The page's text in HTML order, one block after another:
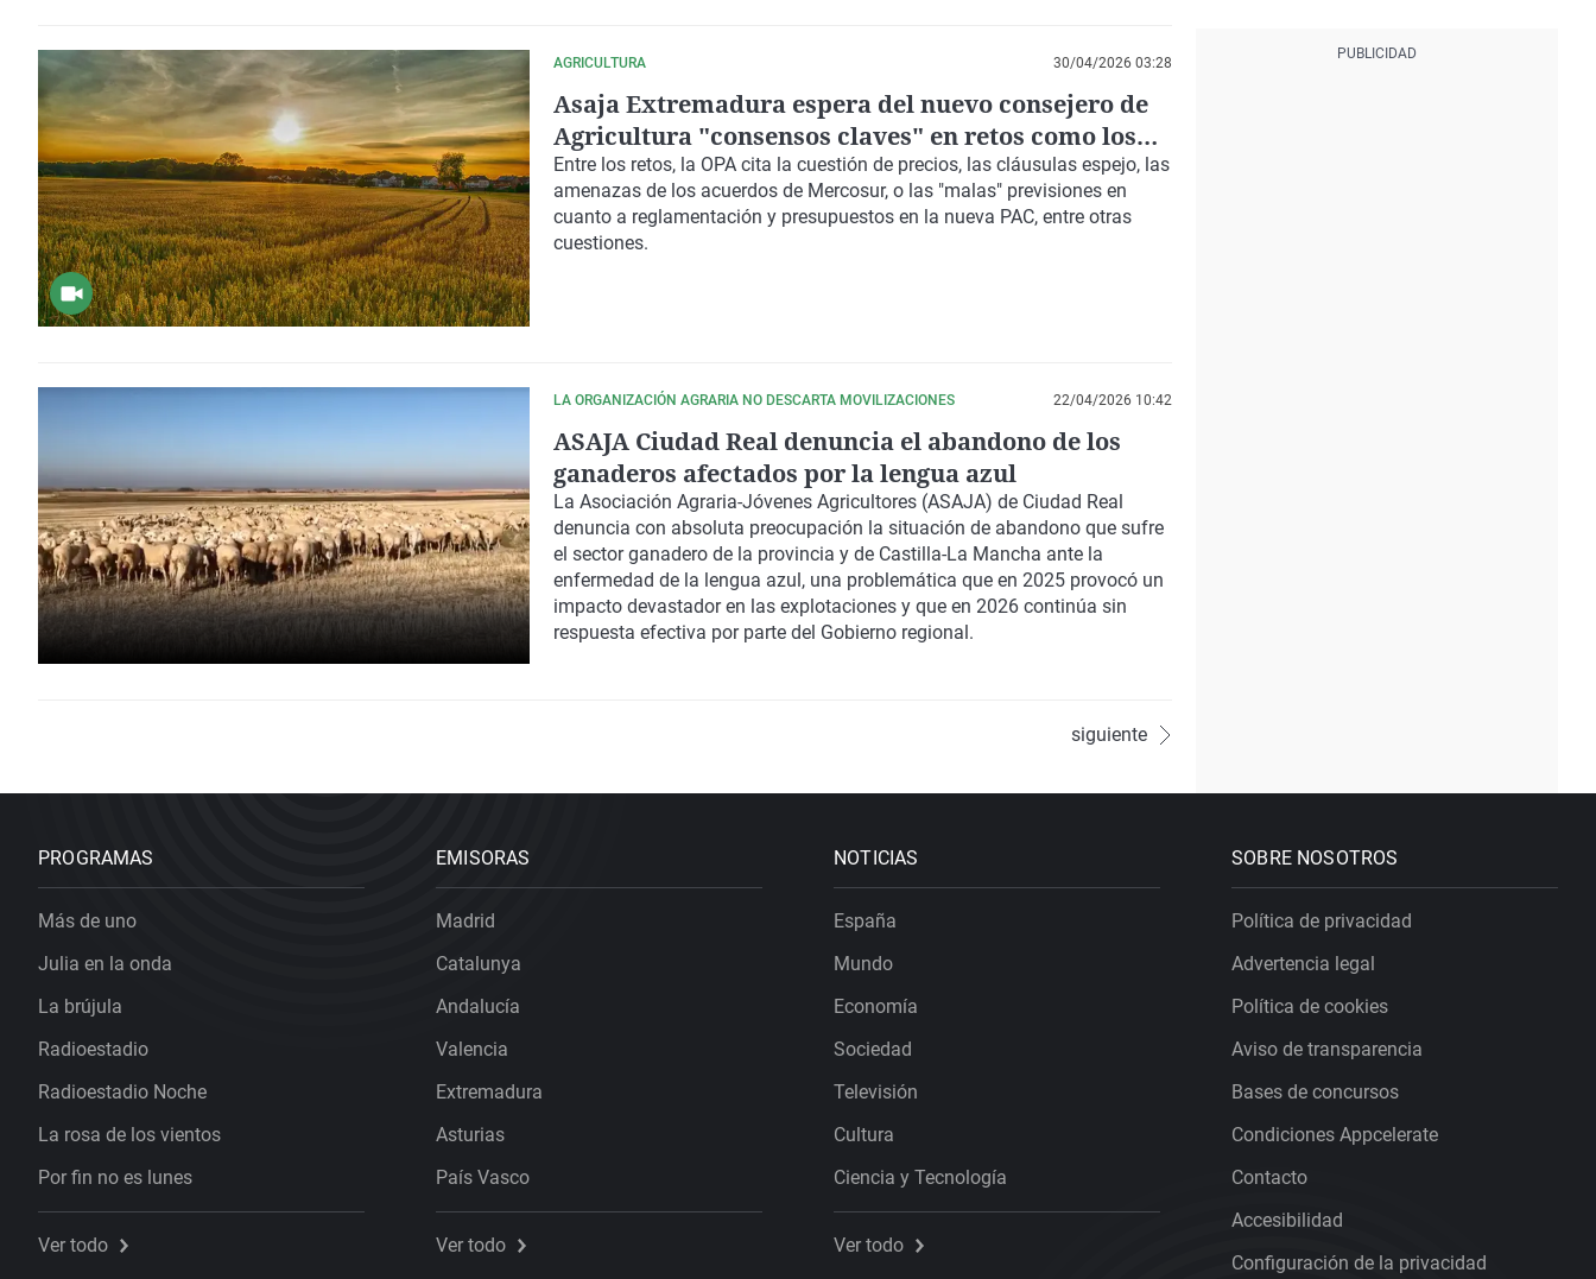
AGRICULTURA 30/04/2026 03:28
Asaja Extremadura espera del nuevo consejero de
Agricultura "consensos claves" en retos como los
precios o la PAC
Entre los retos, la OPA cita la cuestión de precios, las cláusulas espejo, las
amenazas de los acuerdos de Mercosur, o las "malas" previsiones en
cuanto a reglamentación y presupuestos en la nueva PAC, entre otras
cuestiones.
LA ORGANIZACIÓN AGRARIA NO DESCARTA MOVILIZACIONES 22/04/2026 10:42
ASAJA Ciudad Real denuncia el abandono de los
ganaderos afectados por la lengua azul
La Asociación Agraria-Jóvenes Agricultores (ASAJA) de Ciudad Real
denuncia con absoluta preocupación la situación de abandono que sufre
el sector ganadero de la provincia y de Castilla-La Mancha ante la
enfermedad de la lengua azul, una problemática que en 2025 provocó un
impacto devastador en las explotaciones y que en 2026 continúa sin
respuesta efectiva por parte del Gobierno regional.
siguiente
PROGRAMAS
Más de uno
Julia en la onda
La brújula
Radioestadio
Radioestadio Noche
La rosa de los vientos
Por fin no es lunes
Ver todo
EMISORAS
Madrid
Catalunya
Andalucía
Valencia
Extremadura
Asturias
País Vasco
Ver todo
NOTICIAS
España
Mundo
Economía
Sociedad
Televisión
Cultura
Ciencia y Tecnología
Ver todo
SOBRE NOSOTROS
Política de privacidad
Advertencia legal
Política de cookies
Aviso de transparencia
Bases de concursos
Condiciones Appcelerate
Contacto
Accesibilidad
Configuración de la privacidad